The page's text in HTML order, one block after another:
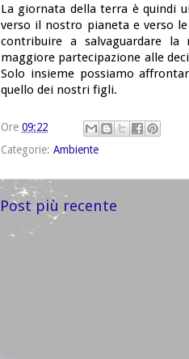
La giornata della terra è quindi
verso il nostro pianeta e verso
contribuire a salvaguardare
maggiore partecipazione alle
Solo insieme possiamo
quello dei nostri figli.
Ore 09:22
Categorie: Ambiente
Post più recente